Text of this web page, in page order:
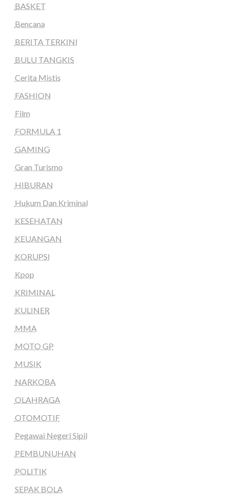
BASKET
Bencana
BERITA TERKINI
BULU TANGKIS
Cerita Mistis
FASHION
Film
FORMULA 1
GAMING
Gran Turismo
HIBURAN
Hukum Dan Kriminal
KESEHATAN
KEUANGAN
KORUPSI
Kpop
KRIMINAL
KULINER
MMA
MOTO GP
MUSIK
NARKOBA
OLAHRAGA
OTOMOTIF
Pegawai Negeri Sipil
PEMBUNUHAN
POLITIK
SEPAK BOLA